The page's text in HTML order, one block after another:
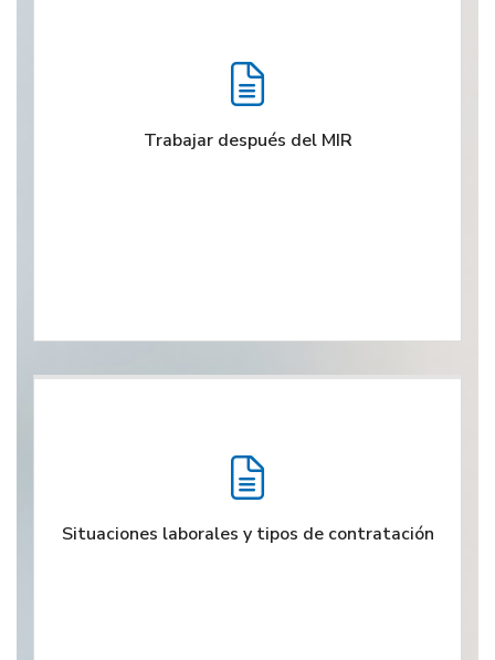
Trabajar después del MIR
Situaciones laborales y tipos de contratación